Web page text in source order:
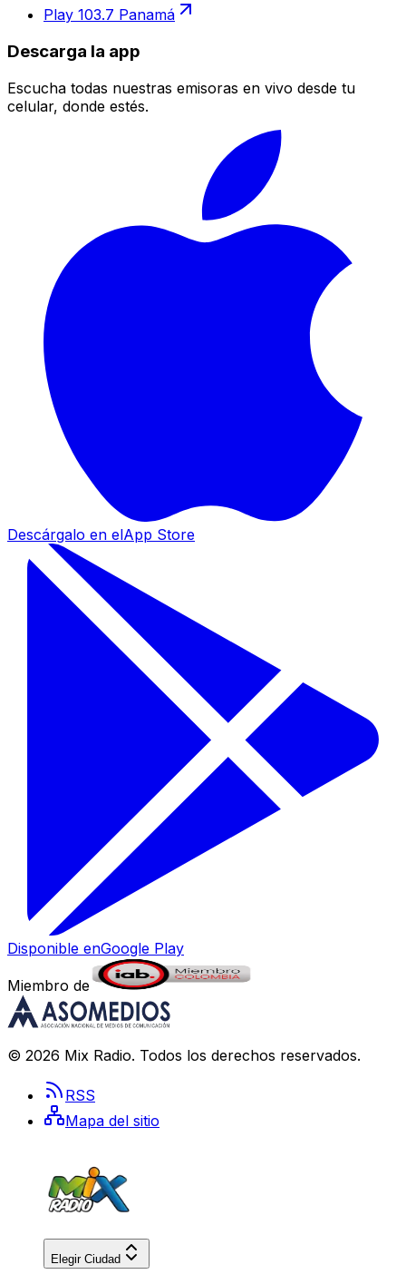
Play 103.7 Panamá
Descarga la app
Escucha todas nuestras emisoras en vivo desde tu
celular, donde estés.
Descárgalo en elApp Store
Disponible enGoogle Play
Miembro de
© 2026 Mix Radio. Todos los derechos reservados.
RSS
Mapa del sitio
Elegir Ciudad